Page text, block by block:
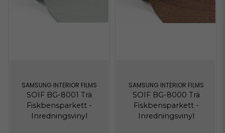
SAMSUNG INTERIOR FILMS
SOIF BG-8001 Trä
Fiskbensparkett -
Inredningsvinyl
SAMSUNG INTERIOR FILMS
SOIF BG-8000 Trä
Fiskbensparkett -
Inredningsvinyl